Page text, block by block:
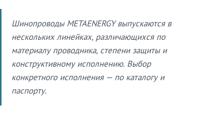
Шинопроводы METAENERGY выпускаются в
нескольких линейках, различающихся по
материалу проводника, степени защиты и
конструктивному исполнению. Выбор
конкретного исполнения — по каталогу и
паспорту.